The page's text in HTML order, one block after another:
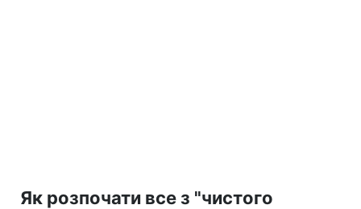
Як розпочати все з "чистого